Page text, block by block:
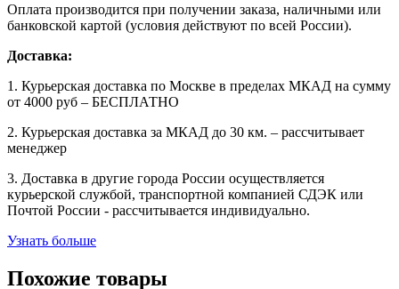
Оплата производится при получении заказа, наличными или
банковской картой (условия действуют по всей России).
Доставка:
1. Курьерская доставка по Москве в пределах МКАД на сумму
от 4000 руб – БЕСПЛАТНО
2. Курьерская доставка за МКАД до 30 км. – рассчитывает
менеджер
3. Доставка в другие города России осуществляется
курьерской службой, транспортной компанией СДЭК или
Почтой России - рассчитывается индивидуально.
Узнать больше
Похожие товары